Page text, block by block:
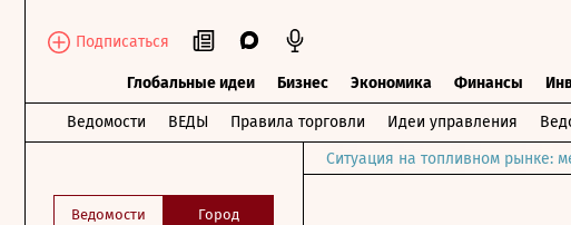
Подписаться
Глобальные идеи Бизнес Экономика Финансы
Ведомости ВЕДЫ Правила торговли Идеи управления
Ведомости Город
Ситуация на топливном рынке: